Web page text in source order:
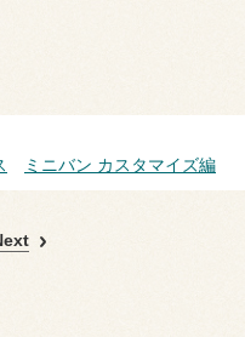
ミニバン カスタマイズ編